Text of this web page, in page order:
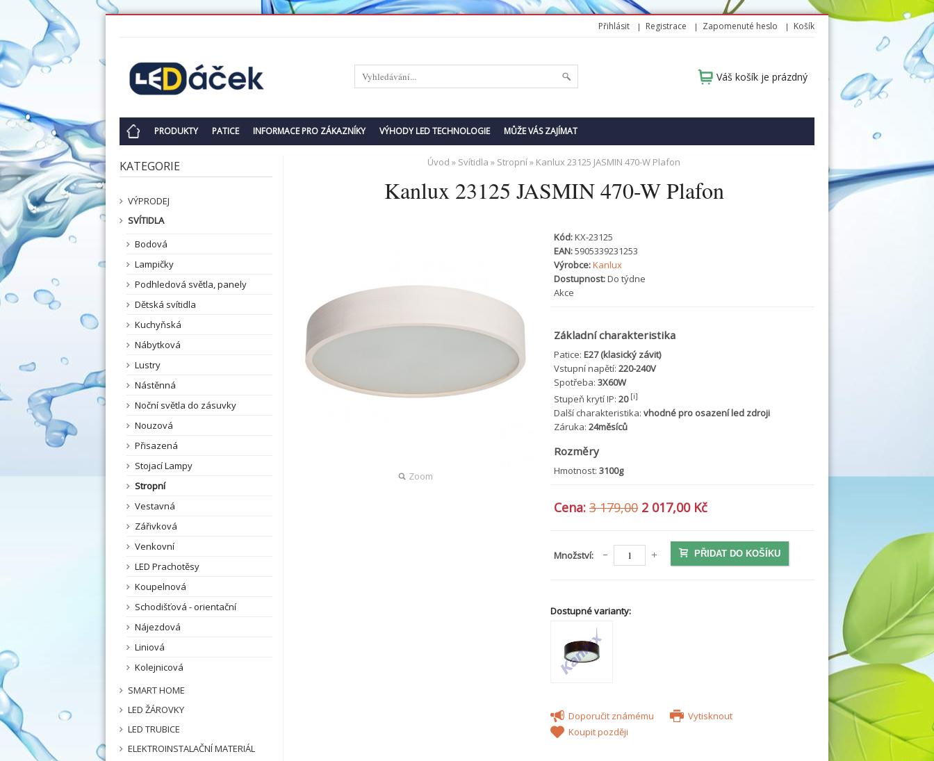
Přihlásit Registrace Zapomenuté heslo Košík
Váš košík je prázdný
PRODUKTY PATICE INFORMACE PRO ZÁKAZNÍKY VÝHODY LED TECHNOLOGIE MŮŽE VÁS ZAJÍMAT
KATEGORIE
VÝPRODEJ
SVÍTIDLA
Bodová
Lampičky
Podhledová světla, panely
Dětská svítidla
Kuchyňská
Nábytková
Lustry
Nástěnná
Noční světla do zásuvky
Nouzová
Přisazená
Stojací Lampy
Stropní
Vestavná
Zářivková
Venkovní
LED Prachotěsy
Koupelnová
Schodišťová - orientační
Nájezdová
Liniová
Kolejnicová
SMART HOME
LED ŽÁROVKY
LED TRUBICE
ELEKTROINSTALAČNÍ MATERIÁL
Úvod » Svítidla » Stropní» Kanlux 23125 JASMIN 470-W Plafon
Kanlux 23125 JASMIN 470-W Plafon
Zoom
Kód:KX-23125
EAN:5905339231253
Výrobce:Kanlux
Dostupnost:Do týdne
Akce
Základní charakteristika
Patice: E27 (klasický závit)
Vstupní napětí: 220-240V
Spotřeba: 3X60W
Stupeň krytí IP: 20 [i]
Další charakteristika: vhodné pro osazení led zdroji
Záruka: 24měsíců
Rozměry
Hmotnost: 3100g
Cena: 3 179,00 2 017,00 Kč
Množství: PŘIDAT DO KOŠÍKU
Dostupné varianty:
Doporučit známému
Vytisknout
Koupit později